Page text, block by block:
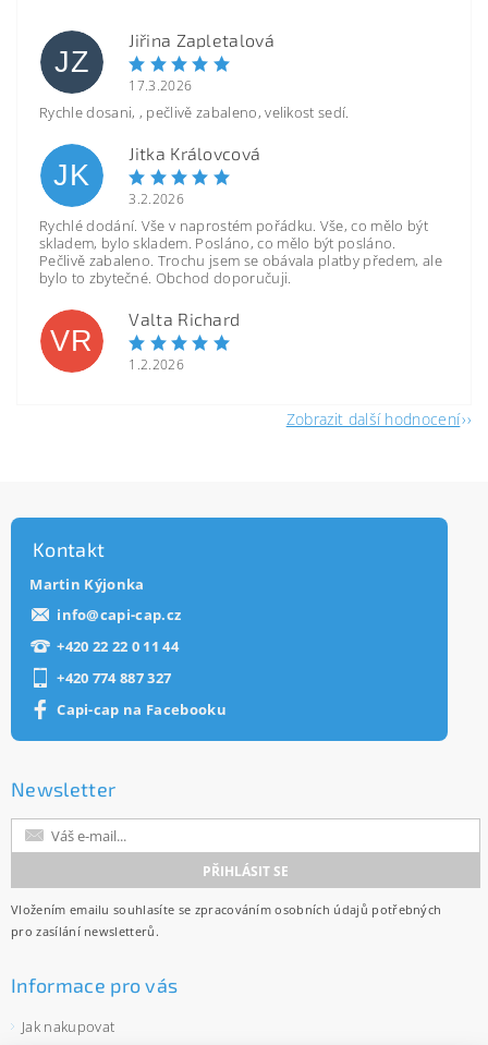
JZ
Jiřina Zapletalová
17.3.2026
Rychle dosani, , pečlivě zabaleno, velikost sedí.
JK
Jitka Královcová
3.2.2026
Rychlé dodání. Vše v naprostém pořádku. Vše, co mělo být
skladem, bylo skladem. Posláno, co mělo být posláno.
Pečlivě zabaleno. Trochu jsem se obávala platby předem, ale
bylo to zbytečné. Obchod doporučuji.
VR
Valta Richard
1.2.2026
Zobrazit další hodnocení
Kontakt
Martin Kýjonka
info@capi-cap.cz
+420 22 22 0 11 44
+420 774 887 327
Capi-cap na Facebooku
Newsletter
Vložením emailu souhlasíte se zpracováním osobních údajů potřebných
pro zasílání newsletterů.
Informace pro vás
Jak nakupovat